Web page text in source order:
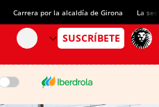
Carrera por la alcaldía de Girona La